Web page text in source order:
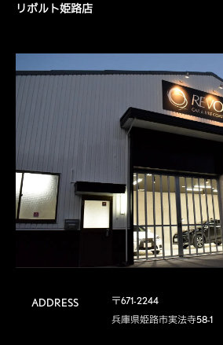
リボルト姫路店
ADDRESS
〒671-2244
兵庫県姫路市実法寺58-1